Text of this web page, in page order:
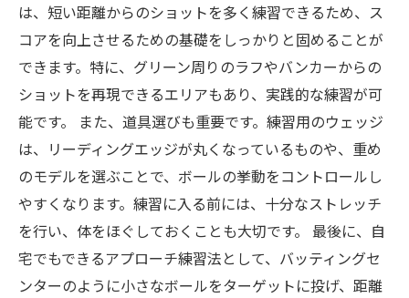
は、短い距離からのショットを多く練習できるため、ス
コアを向上させるための基礎をしっかりと固めることが
できます。特に、グリーン周りのラフやバンカーからの
ショットを再現できるエリアもあり、実践的な練習が可
能です。 また、道具選びも重要です。練習用のウェッジ
は、リーディングエッジが丸くなっているものや、重め
のモデルを選ぶことで、ボールの挙動をコントロールし
やすくなります。練習に入る前には、十分なストレッチ
を行い、体をほぐしておくことも大切です。 最後に、自
宅でもできるアプローチ練習法として、バッティングセ
ンターのように小さなボールをターゲットに投げ、距離